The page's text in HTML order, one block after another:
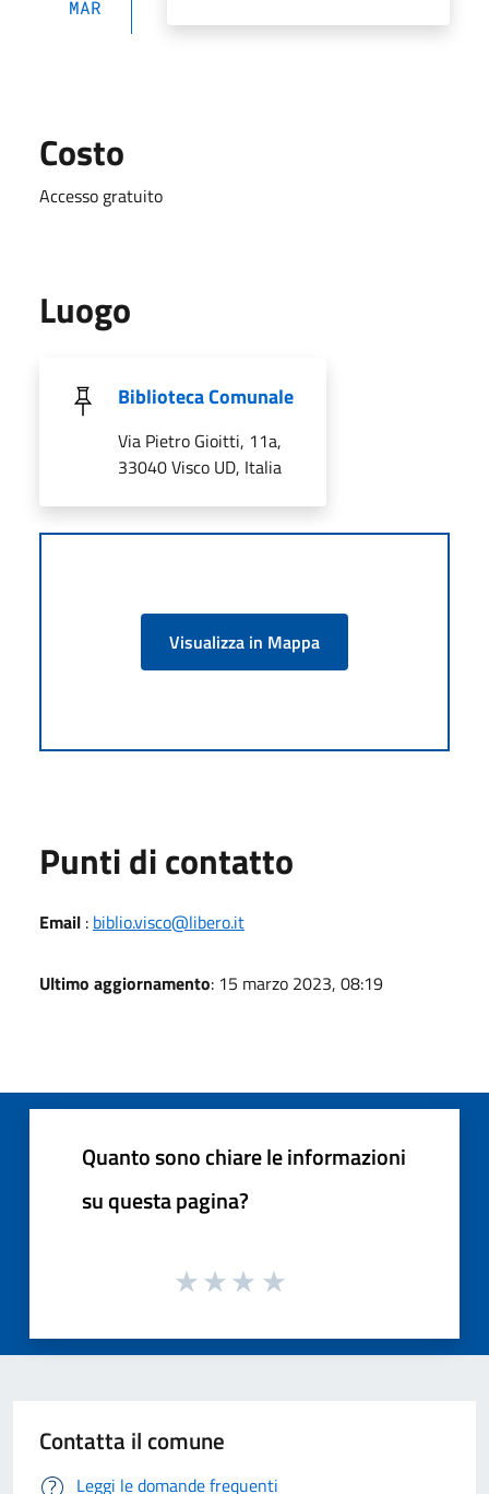
MAR
Costo
Accesso gratuito
Luogo
Biblioteca Comunale
Via Pietro Gioitti, 11a,
33040 Visco UD, Italia
Visualizza in Mappa
Punti di contatto
Email : biblio.visco@libero.it
Ultimo aggiornamento: 15 marzo 2023, 08:19
Quanto sono chiare le informazioni
su questa pagina?
Contatta il comune
Leggi le domande frequenti